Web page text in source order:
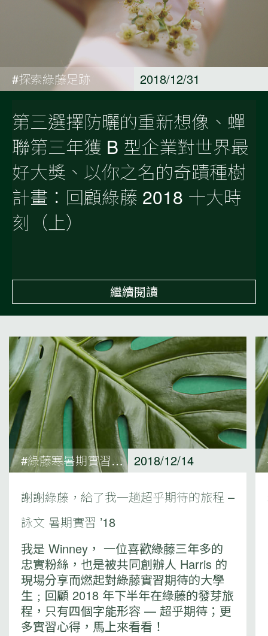
#探索綠藤足跡 2018/12/31
第三選擇防曬的重新想像、蟬
聯第三年獲 B 型企業對世界最
好大獎、以你之名的奇蹟種樹
計畫：回顧綠藤 2018 十大時
刻（上）
繼續閱讀
#綠藤寒暑期實習心得 2018/12/14
謝謝綠藤，給了我一趟超乎期待的旅程 –
詠文 暑期實習 ’18
我是 Winney， 一位喜歡綠藤三年多的
忠實粉絲，也是被共同創辦人 Harris 的
現場分享而燃起對綠藤實習期待的大學
生﹔回顧 2018 年下半年在綠藤的發芽旅
程，只有四個字能形容 — 超乎期待；更
多實習心得，馬上來看看！